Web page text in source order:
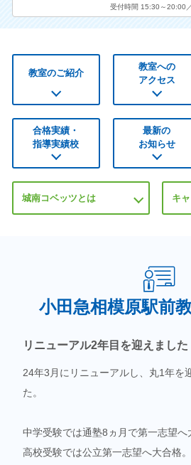
受付時間 15:30～20:00
教室のご紹介
教室への
アクセス
合格実績・
指導実績校
最新の
お知らせ
城南コベッツとは キ
小田急相模原駅前
リニューアル2年目を迎えました
24年3月にリニューアルし、丸1年を
た。
中学受験では通塾8ヵ月で第一志望
高校受験では公立第一志望へ大合格。